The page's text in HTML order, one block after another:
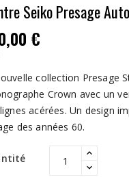
Seiko Presage
€
collection Presage
Crown avec un
acérées. Un design
des années 60.